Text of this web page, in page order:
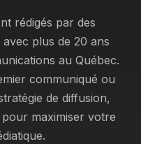
rédigés par des
plus de 20 ans
au Québec.
communiqué ou
de diffusion,
maximiser votre